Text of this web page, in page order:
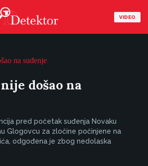
VIDEO
došao na
pred početak suđenja Novaku
Glogovcu za zločine počinjene na
odgođena je zbog nedolaska